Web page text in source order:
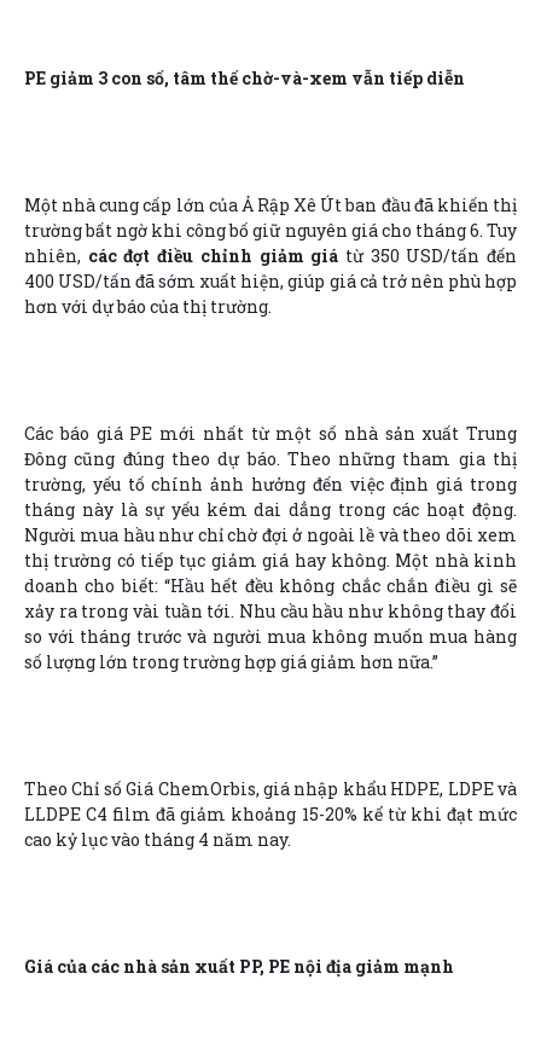
PE giảm 3 con số, tâm thế chờ-và-xem vẫn tiếp diễn
Một nhà cung cấp lớn của Ả Rập Xê Út ban đầu đã khiến thị
trường bất ngờ khi công bố giữ nguyên giá cho tháng 6. Tuy
nhiên, các đợt điều chỉnh giảm giá từ 350 USD/tấn đến
400 USD/tấn đã sớm xuất hiện, giúp giá cả trở nên phù hợp
hơn với dự báo của thị trường.
Các báo giá PE mới nhất từ một số nhà sản xuất Trung
Đông cũng đúng theo dự báo. Theo những tham gia thị
trường, yếu tố chính ảnh hưởng đến việc định giá trong
tháng này là sự yếu kém dai dẳng trong các hoạt động.
Người mua hầu như chỉ chờ đợi ở ngoài lề và theo dõi xem
thị trường có tiếp tục giảm giá hay không. Một nhà kinh
doanh cho biết: “Hầu hết đều không chắc chắn điều gì sẽ
xảy ra trong vài tuần tới. Nhu cầu hầu như không thay đổi
so với tháng trước và người mua không muốn mua hàng
số lượng lớn trong trường hợp giá giảm hơn nữa.”
Theo Chỉ số Giá ChemOrbis, giá nhập khẩu HDPE, LDPE và
LLDPE C4 film đã giảm khoảng 15-20% kể từ khi đạt mức
cao kỷ lục vào tháng 4 năm nay.
Giá của các nhà sản xuất PP, PE nội địa giảm mạnh